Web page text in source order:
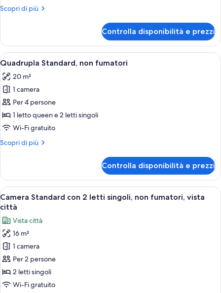
fumatori
Scopri di più
Altri
Standard,
non
fumatori
Controlla disponibilità e prezzi
Apri
tutte
le
foto
per
Quadrupla
Standard,
fumatori
Una moderna camera d'albergo
3
Quadrupla Standard, non fumatori
20 m²
1 camera
Per 4 persone
1 letto queen e 2 letti singoli
Wi-Fi gratuito
Scopri di più
Altri
Standard,
non
fumatori
Controlla disponibilità e prezzi
Apri
tutte
le
foto
per
Camera
Standard
con
2
Una camera d'albergo con un letto,
5
Camera Standard con 2 letti singoli, non fumatori, vista
città
Vista città
16 m²
1 camera
Per 2 persone
2 letti singoli
Wi-Fi gratuito